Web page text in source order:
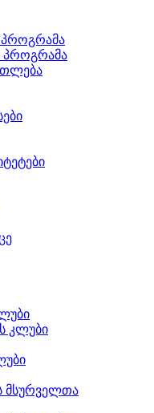
პროგრამა
კლუბი
მსურველთა